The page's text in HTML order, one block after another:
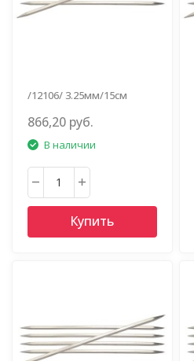
/12106/ 3.25мм/15см
866,20 руб.
В наличии
Купить